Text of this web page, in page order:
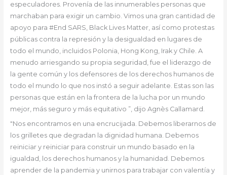
especuladores. Provenía de las innumerables personas que
marchaban para exigir un cambio. Vimos una gran cantidad de
apoyo para #End SARS, Black Lives Matter, así como protestas
públicas contra la represión y la desigualdad en lugares de
todo el mundo, incluidos Polonia, Hong Kong, Irak y Chile. A
menudo arriesgando su propia seguridad, fue el liderazgo de
la gente común y los defensores de los derechos humanos de
todo el mundo lo que nos instó a seguir adelante. Estas son las
personas que están en la frontera de la lucha por un mundo
mejor, más seguro y más equitativo ”, dijo Agnès Callamard.
"Nos encontramos en una encrucijada. Debemos liberarnos de
los grilletes que degradan la dignidad humana. Debemos
reiniciar y reiniciar para construir un mundo basado en la
igualdad, los derechos humanos y la humanidad. Debemos
aprender de la pandemia y unirnos para trabajar con valentía y